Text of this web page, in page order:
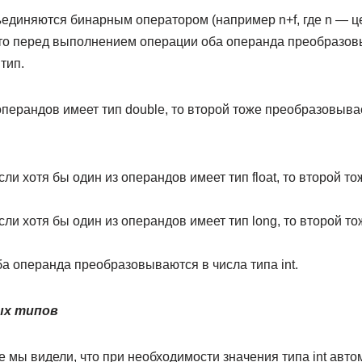
бинарным оператором (например n+f, где n —
перед выполнением операции оба операнда
имеет тип double, то второй тоже
хотя бы один из операндов имеет тип float, то второй
хотя бы один из операндов имеет тип long, то второй
операнда преобразовываются в числа типа int.
типов
видели, что при необходимости значения типа int